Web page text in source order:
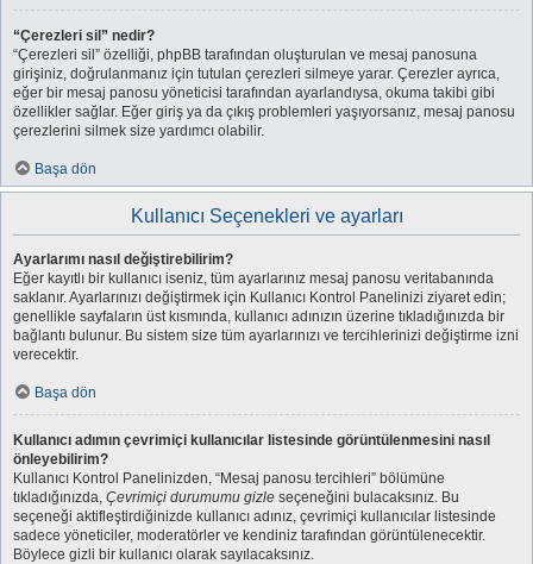
“Çerezleri sil” nedir?
“Çerezleri sil” özelliği, phpBB tarafından oluşturulan ve mesaj panosuna
girişiniz, doğrulanmanız için tutulan çerezleri silmeye yarar. Çerezler ayrıca,
eğer bir mesaj panosu yöneticisi tarafından ayarlandıysa, okuma takibi gibi
özellikler sağlar. Eğer giriş ya da çıkış problemleri yaşıyorsanız, mesaj panosu
çerezlerini silmek size yardımcı olabilir.
Başa dön
Kullanıcı Seçenekleri ve ayarları
Ayarlarımı nasıl değiştirebilirim?
Eğer kayıtlı bir kullanıcı iseniz, tüm ayarlarınız mesaj panosu veritabanında
saklanır. Ayarlarınızı değiştirmek için Kullanıcı Kontrol Panelinizi ziyaret edin;
genellikle sayfaların üst kısmında, kullanıcı adınızın üzerine tıkladığınızda bir
bağlantı bulunur. Bu sistem size tüm ayarlarınızı ve tercihlerinizi değiştirme izni
verecektir.
Başa dön
Kullanıcı adımın çevrimiçi kullanıcılar listesinde görüntülenmesini nasıl
önleyebilirim?
Kullanıcı Kontrol Panelinizden, “Mesaj panosu tercihleri” bölümüne
tıkladığınızda, Çevrimiçi durumumu gizle seçeneğini bulacaksınız. Bu
seçeneği aktifleştirdiğinizde kullanıcı adınız, çevrimiçi kullanıcılar listesinde
sadece yöneticiler, moderatörler ve kendiniz tarafından görüntülenecektir.
Böylece gizli bir kullanıcı olarak sayılacaksınız.